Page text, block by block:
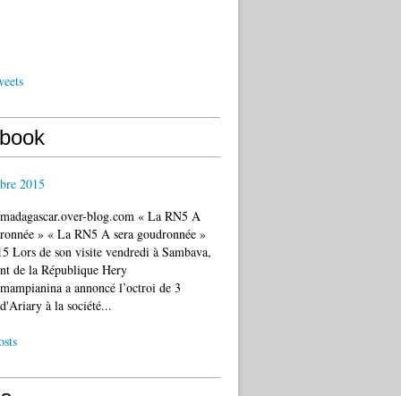
2015
blog.com « La RN5 A
» « La RN5 A sera goudronnée »
Lors de son visite vendredi à Sambava,
de la République Hery
a annoncé l’octroi de 3
à la société...